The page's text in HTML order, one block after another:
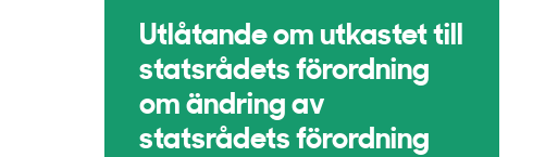
Utlåtande om utkastet till
statsrådets förordning
om ändring av
statsrådets förordning